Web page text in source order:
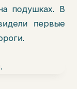
подушках. В
первые